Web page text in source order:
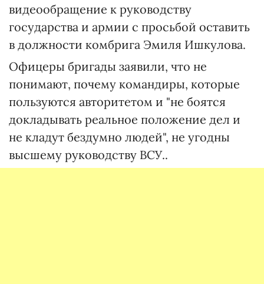
видеообращение к руководству
государства и армии с просьбой оставить
в должности комбрига Эмиля Ишкулова.
Офицеры бригады заявили, что не
понимают, почему командиры, которые
пользуются авторитетом и "не боятся
докладывать реальное положение дел и
не кладут бездумно людей", не угодны
высшему руководству ВСУ..